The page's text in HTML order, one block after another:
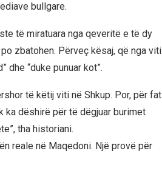
bullgare.
të miratuara nga qeveritë e të dy
zbatohen. Përveç kësaj, që nga viti
dhe “duke punuar kot”.
të këtij viti në Shkup. Por, për fat
ka dëshirë për të dëgjuar burimet
tha historiani.
reale në Maqedoni. Një provë për